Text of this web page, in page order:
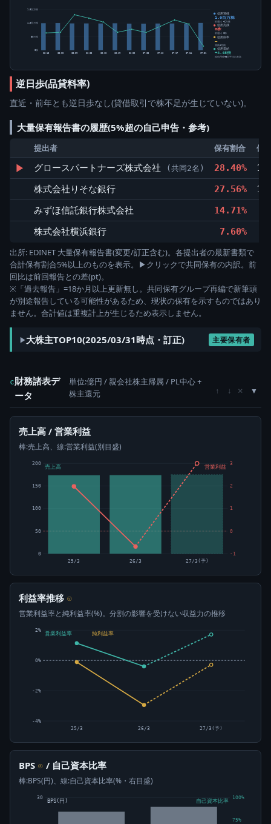
0株
50万株
1.0百万株
1.5百万株
05-15 05-22 05-29 06-05 06-12 06-19 06-26 07-03 07-10 07-17 07-24 07-31
信用買残
1.0百万株
前週比 +2万株
信用売残
0株
前週比 0株
信用倍率
―
買残÷売残
信用需給
+4.45倍
純信用残÷5日平均出来高
逆日歩(品貸料率)
直近・前年とも逆日歩なし(貸借取引で株不足が生じていない)。
大量保有報告書の履歴(5%超の自己申告・参考)
提出者 保有割合 保
▶ グロースパートナーズ株式会社 (共同2名) 28.40%
株式会社りそな銀行
27.56%
みずほ信託銀行株式会社
14.71%
株式会社横浜銀行
7.60%
出所: EDINET 大量保有報告書(変更/訂正含む)。各提出者の最新書類で
合計保有割合5%以上のものを表示。▶クリックで共同保有の内訳。前
回比は前回報告との差(pt)。
※「過去報告」=18か月以上更新無し。共同保有グループ再編で新筆頭
が別途報告している可能性があるため、現状の保有を示すものではあり
ません。合計値は重複計上が生じるため表示しません。
大株主TOP10(2025/03/31時点・訂正) 主要保有者
c財務諸表デ
ータ
単位:億円 / 親会社株主帰属 / PL中心 +
株主還元
↑ ↓ ×
売上高 / 営業利益
棒:売上高、線:営業利益(別目盛)
0
50
100
150
200
-1
0
1
2
3
25/3 26/3 27/3(予)
売上高 営業利益
利益率推移 ⊙
営業利益率と純利益率(%)。分割の影響を受けない収益力の推移
-4%
-2%
0%
2%
営業利益率 純利益率
25/3 26/3 27/3(予)
BPS ⊙ / 自己資本比率
棒:BPS(円)、線:自己資本比率(%・右目盛)
30
75%
100%
BPS(円) 自己資本比率